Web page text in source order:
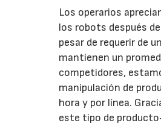
Los operarios
los robots después
pesar de requerir de
mantienen un
competidores,
manipulación de
hora y por línea.
este tipo de